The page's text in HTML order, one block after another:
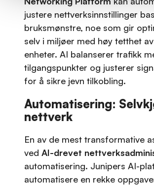
justere nettverksinnstillinger
bruksmønstre, noe som gir
selv i miljøer med høy tetthet
enheter. AI balanserer trafikk
tilgangspunkter og justerer
for å sikre jevn tilkobling.
Automatisering:
nettverk
En av de mest transformative
vedAI-drevet
automatisering. Junipers AI-
automatisere en rekke